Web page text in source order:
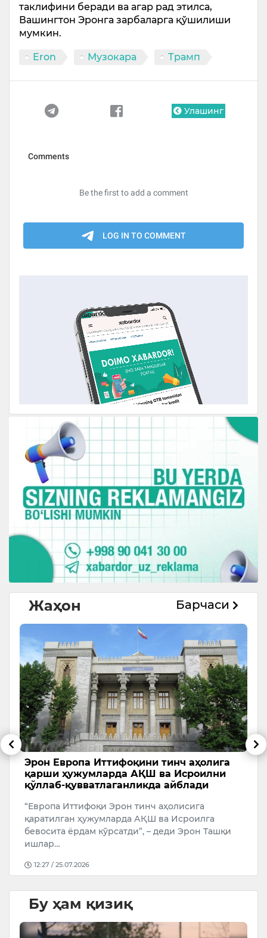
таклифини беради ва агар рад этилса,
Вашингтон Эронга зарбаларга қўшилиши
мумкин.
Eron Музокара Трамп
Улашинг
Жаҳон Барчаси
Эрон Европа Иттифоқини тинч аҳолига
қарши ҳужумларда АҚШ ва Исроилни
қўллаб-қувватлаганликда айблади
“Европа Иттифоқи Эрон тинч аҳолисига
қаратилган ҳужумларда АҚШ ва Исроилга
бевосита ёрдам кўрсатди”, – деди Эрон Ташқи
ишлар…
12:27 / 25.07.2026
Бу ҳам қизиқ